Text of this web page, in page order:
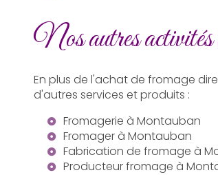
Nos autres
En plus de l'achat de fromage
d'autres services et produits :
Fromagerie à Montauban
Fromager à Montauban
Fabrication de fromage à
Producteur fromage à